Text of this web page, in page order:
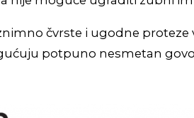
čvrste i ugodne
potpuno nesmetan